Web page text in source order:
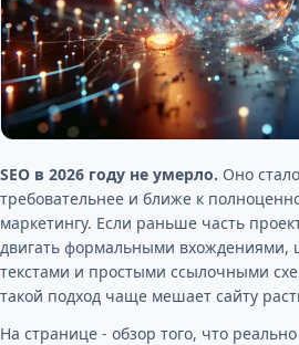
SEO в 2026 году не умерло. Оно
требовательнее и ближе к
маркетингу. Если раньше часть
двигать формальными вхождениями,
текстами и простыми ссылочными
такой подход чаще мешает сайту
На странице - обзор того, что